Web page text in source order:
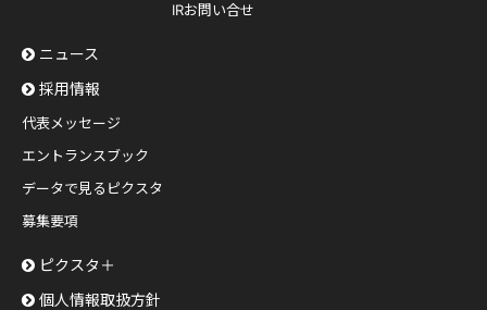
IRお問い合せ
ニュース
採用情報
代表メッセージ
エントランスブック
データで見るピクスタ
募集要項
ピクスタ＋
個人情報取扱方針